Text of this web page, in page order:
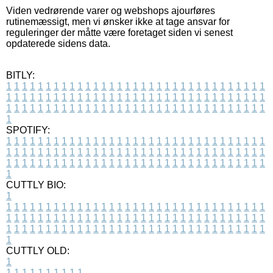
Viden vedrørende varer og webshops ajourføres
rutinemæssigt, men vi ønsker ikke at tage ansvar for
reguleringer der måtte være foretaget siden vi senest
opdaterede sidens data.
BITLY:
1 1 1 1 1 1 1 1 1 1 1 1 1 1 1 1 1 1 1 1 1 1 1 1 1 1 1 1 1 1 1 1 1
1 1 1 1 1 1 1 1 1 1 1 1 1 1 1 1 1 1 1 1 1 1 1 1 1 1 1 1 1 1 1 1 1
1 1 1 1 1 1 1 1 1 1 1 1 1 1 1 1 1 1 1 1 1 1 1 1 1 1 1 1 1 1 1 1 1
1
SPOTIFY:
1 1 1 1 1 1 1 1 1 1 1 1 1 1 1 1 1 1 1 1 1 1 1 1 1 1 1 1 1 1 1 1 1
1 1 1 1 1 1 1 1 1 1 1 1 1 1 1 1 1 1 1 1 1 1 1 1 1 1 1 1 1 1 1 1 1
1 1 1 1 1 1 1 1 1 1 1 1 1 1 1 1 1 1 1 1 1 1 1 1 1 1 1 1 1 1 1 1 1
1
CUTTLY BIO:
1
1 1 1 1 1 1 1 1 1 1 1 1 1 1 1 1 1 1 1 1 1 1 1 1 1 1 1 1 1 1 1 1 1
1 1 1 1 1 1 1 1 1 1 1 1 1 1 1 1 1 1 1 1 1 1 1 1 1 1 1 1 1 1 1 1 1
1 1 1 1 1 1 1 1 1 1 1 1 1 1 1 1 1 1 1 1 1 1 1 1 1 1 1 1 1 1 1 1 1
1
CUTTLY OLD:
1